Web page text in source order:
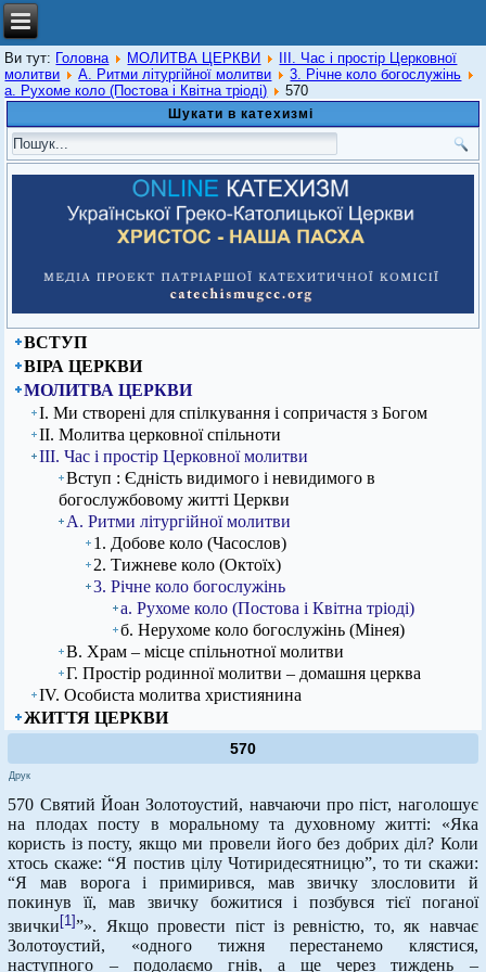
Ви тут: Головна МОЛИТВА ЦЕРКВИ
ІІІ. Час і простір Церковної
молитви
А. Ритми літургійної молитви
3. Річне коло богослужінь
а. Рухоме коло (Постова і Квітна тріоді)
570
Шукати в катехизмі
ВСТУП
ВІРА ЦЕРКВИ
МОЛИТВА ЦЕРКВИ
І. Ми створені для спілкування і сопричастя з Богом
ІІ. Молитва церковної спільноти
ІІІ. Час і простір Церковної молитви
Вступ : Єдність видимого і невидимого в
богослужбовому житті Церкви
А. Ритми літургійної молитви
1. Добове коло (Часослов)
2. Тижневе коло (Октоїх)
3. Річне коло богослужінь
а. Рухоме коло (Постова і Квітна тріоді)
б. Нерухоме коло богослужінь (Мінея)
В. Храм – місце спільнотної молитви
Г. Простір родинної молитви – домашня церква
ІV. Особиста молитва християнина
ЖИТТЯ ЦЕРКВИ
570
Друк
570 Святий Йоан Золотоустий, навчаючи про піст, наголошує
на плодах посту в моральному та духовному житті: «Яка
користь із посту, якщо ми провели його без добрих діл? Коли
хтось скаже: “Я постив цілу Чотиридесятницю”, то ти скажи:
“Я мав ворога і примирився, мав звичку злословити й
покинув її, мав звичку божитися і позбувся тієї поганої
звички [1]”». Якщо провести піст із ревністю, то, як навчає
Золотоустий, «одного тижня перестанемо клястися,
наступного – подолаємо гнів, а ще через тиждень –